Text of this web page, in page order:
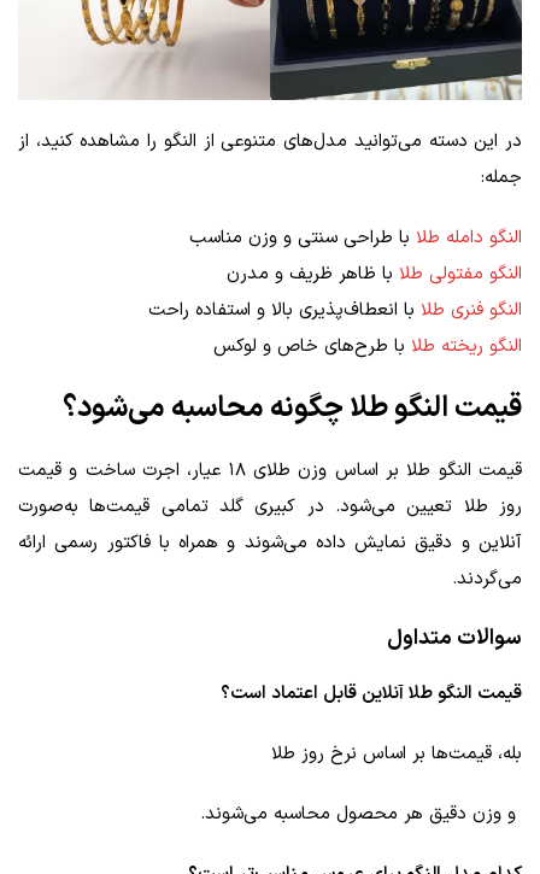
در این دسته می‌توانید مدل‌های متنوعی از النگو را مشاهده کنید، از
جمله:
النگو دامله طلا با طراحی سنتی و وزن مناسب
النگو مفتولی طلا با ظاهر ظریف و مدرن
النگو فنری طلا با انعطاف‌پذیری بالا و استفاده راحت
النگو ریخته طلا با طرح‌های خاص و لوکس
قیمت النگو طلا چگونه محاسبه می‌شود؟
قیمت النگو طلا بر اساس وزن طلای ۱۸ عیار، اجرت ساخت و قیمت
روز طلا تعیین می‌شود. در کبیری گلد تمامی قیمت‌ها به‌صورت
آنلاین و دقیق نمایش داده می‌شوند و همراه با فاکتور رسمی ارائه
می‌گردند.
سوالات متداول
قیمت النگو طلا آنلاین قابل اعتماد است؟
بله، قیمت‌ها بر اساس نرخ روز طلا
و وزن دقیق هر محصول محاسبه می‌شوند.